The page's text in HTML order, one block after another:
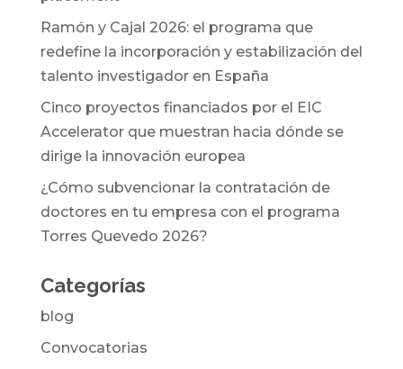
Ramón y Cajal 2026: el programa que
redefine la incorporación y estabilización del
talento investigador en España
Cinco proyectos financiados por el EIC
Accelerator que muestran hacia dónde se
dirige la innovación europea
¿Cómo subvencionar la contratación de
doctores en tu empresa con el programa
Torres Quevedo 2026?
Categorías
blog
Convocatorias